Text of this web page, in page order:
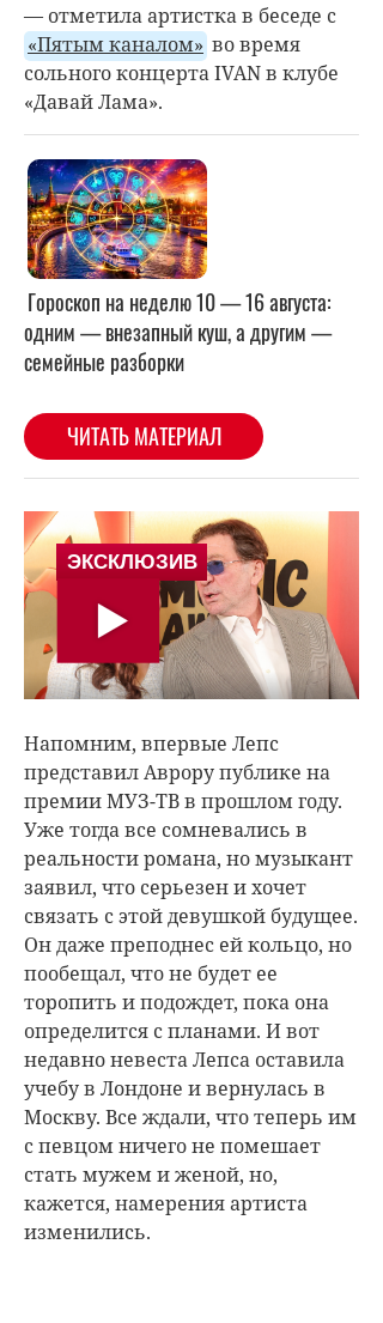
— отметила артистка в беседе с
«Пятым каналом» во время
сольного концерта IVAN в клубе
«Давай Лама».
Напомним, впервые Лепс
представил Аврору публике на
премии МУЗ-ТВ в прошлом году.
Уже тогда все сомневались в
реальности романа, но музыкант
заявил, что серьезен и хочет
связать с этой девушкой будущее.
Он даже преподнес ей кольцо, но
пообещал, что не будет ее
торопить и подождет, пока она
определится с планами. И вот
недавно невеста Лепса оставила
учебу в Лондоне и вернулась в
Москву. Все ждали, что теперь им
с певцом ничего не помешает
стать мужем и женой, но,
кажется, намерения артиста
изменились.